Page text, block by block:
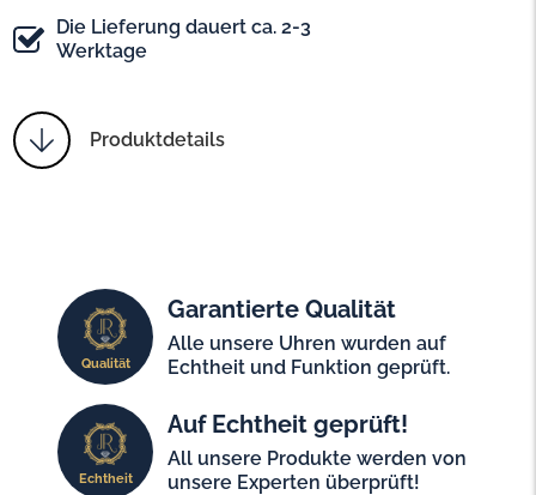
Die Lieferung dauert ca. 2-3
Werktage
Produktdetails
Qualität
Garantierte Qualität
Alle unsere Uhren wurden auf
Echtheit und Funktion geprüft.
Echtheit
Auf Echtheit geprüft!
All unsere Produkte werden von
unsere Experten überprüft!